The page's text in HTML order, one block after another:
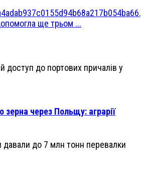
ще трьом ...
зерна через Польщу: аграрії